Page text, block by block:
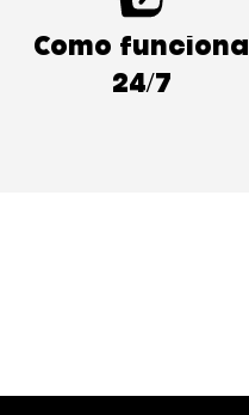
Como funciona
24/7